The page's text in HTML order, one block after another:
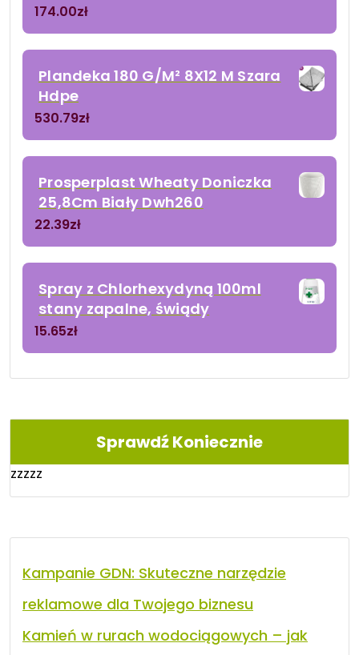
174.00zł
Plandeka 180 G/M² 8X12 M Szara
Hdpe
530.79zł
Prosperplast Wheaty Doniczka
25,8Cm Biały Dwh260
22.39zł
Spray z Chlorhexydyną 100ml
stany zapalne, świądy
15.65zł
Sprawdź Koniecznie
zzzzz
Kampanie GDN: Skuteczne narzędzie
reklamowe dla Twojego biznesu
Kamień w rurach wodociągowych – jak